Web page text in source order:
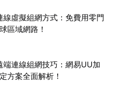
線虛擬組網方式：免費用零門
區域網路！
端連線組網技巧：網易UU加
方案全面解析！